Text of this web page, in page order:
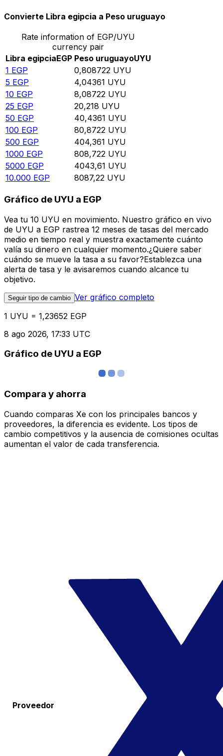
Convierte Libra egipcia a Peso uruguayo
Rate information of EGP/UYU
currency pair
Libra egipciaEGP Peso uruguayoUYU
1 EGP 0,808722 UYU
5 EGP 4,04361 UYU
10 EGP 8,08722 UYU
25 EGP 20,218 UYU
50 EGP 40,4361 UYU
100 EGP 80,8722 UYU
500 EGP 404,361 UYU
1000 EGP 808,722 UYU
5000 EGP 4043,61 UYU
10.000 EGP 8087,22 UYU
Gráfico de UYU a EGP
Vea tu 10 UYU en movimiento. Nuestro gráfico en vivo
de UYU a EGP rastrea 12 meses de tasas del mercado
medio en tiempo real y muestra exactamente cuánto
valía su dinero en cualquier momento.¿Quiere saber
cuándo se mueve la tasa a su favor?Establezca una
alerta de tasa y le avisaremos cuando alcance tu
objetivo.
Seguir tipo de cambio Ver gráfico completo
1 UYU = 1,23652 EGP
8 ago 2026, 17:33 UTC
Gráfico de UYU a EGP
Compara y ahorra
Cuando comparas Xe con los principales bancos y
proveedores, la diferencia es evidente. Los tipos de
cambio competitivos y la ausencia de comisiones ocultas
aumentan el valor de cada transferencia.
Proveedor